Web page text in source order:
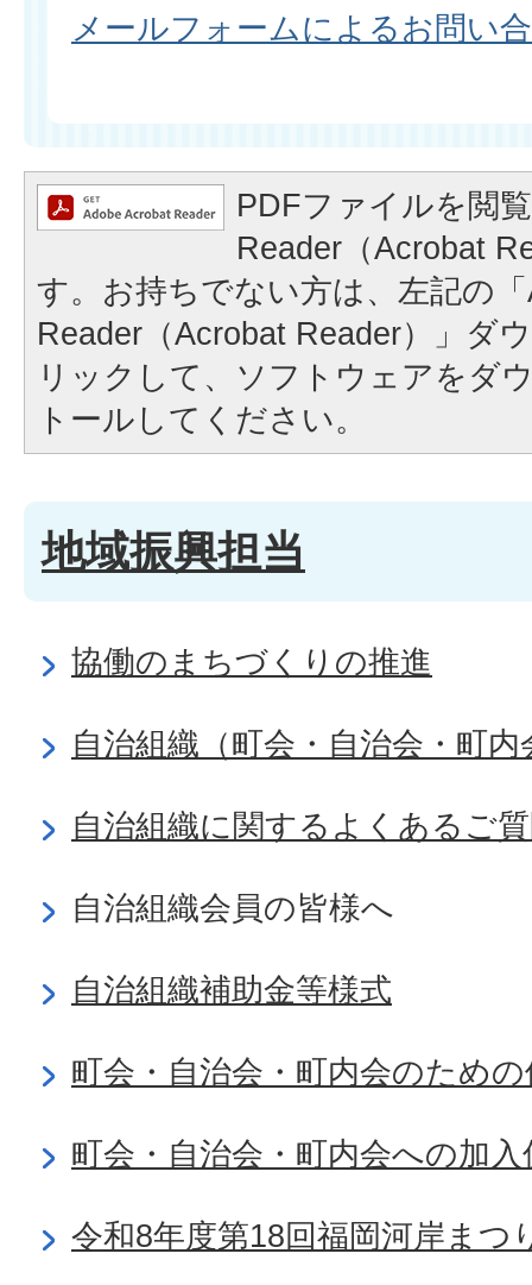
メールフォームによるお問い
PDFファイルを閲
Reader（Acrobat
す。お持ちでない方は、左記の
Reader（Acrobat Reader）」ダ
リックして、ソフトウェアをダ
トールしてください。
地域振興担当
協働のまちづくりの推進
自治組織（町会・自治会・町
自治組織に関するよくあるご
自治組織会員の皆様へ
自治組織補助金等様式
町会・自治会・町内会のため
町会・自治会・町内会への加
令和8年度第18回福岡河岸まつ